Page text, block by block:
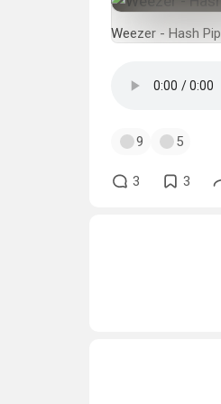
Weezer - Hash
9 5
3 3